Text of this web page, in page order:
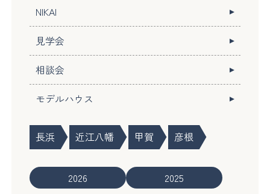
NIKAI
見学会
相談会
モデルハウス
長浜 近江八幡 甲賀 彦根
2026 2025